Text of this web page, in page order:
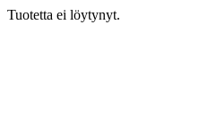
Tuotetta ei löytynyt.